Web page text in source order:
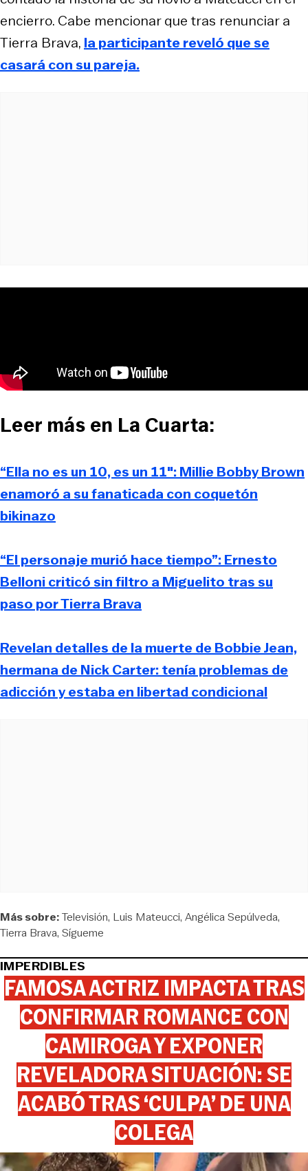
encierro. Cabe mencionar que tras renunciar a
Tierra Brava, la participante reveló que se
casará con su pareja.
Leer más en La Cuarta:
“Ella no es un 10, es un 11″: Millie Bobby Brown
enamoró a su fanaticada con coquetón
bikinazo
“El personaje murió hace tiempo”: Ernesto
Belloni criticó sin filtro a Miguelito tras su
paso por Tierra Brava
Revelan detalles de la muerte de Bobbie Jean,
hermana de Nick Carter: tenía problemas de
adicción y estaba en libertad condicional
Más sobre:Televisión Luis Mateucci Angélica Sepúlveda
Tierra Brava Sígueme
IMPERDIBLES
FAMOSA ACTRIZ IMPACTA TRAS
CONFIRMAR ROMANCE CON
CAMIROGA Y EXPONER
REVELADORA SITUACIÓN: SE
ACABÓ TRAS ‘CULPA’ DE UNA
COLEGA